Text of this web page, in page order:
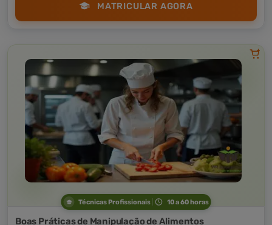
MATRICULAR AGORA
Técnicas Profissionais 10 a 60 horas
Boas Práticas de Manipulação de Alimentos